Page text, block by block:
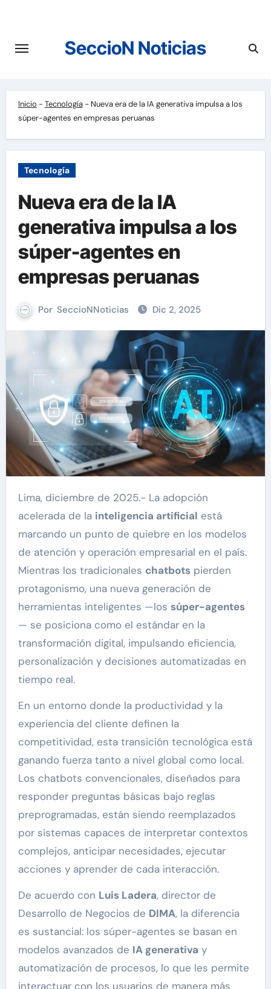
contenido
SeccioN Noticias
Inicio - Tecnología- Nueva era de la IA generativa impulsa a los
súper-agentes en empresas peruanas
Tecnología
Nueva era de la IA
generativa impulsa a los
súper-agentes en
empresas peruanas
Por SeccioNNoticias Dic 2, 2025
Lima, diciembre de 2025.- La adopción
acelerada de la inteligencia artificial está
marcando un punto de quiebre en los modelos
de atención y operación empresarial en el país.
Mientras los tradicionales chatbotspierden
protagonismo, una nueva generación de
herramientas inteligentes —los súper-agentes
— se posiciona como el estándar en la
transformación digital, impulsando eficiencia,
personalización y decisiones automatizadas en
tiempo real.
En un entorno donde la productividad y la
experiencia del cliente definen la
competitividad, esta transición tecnológica está
ganando fuerza tanto a nivel global como local.
Los chatbots convencionales, diseñados para
responder preguntas básicas bajo reglas
preprogramadas, están siendo reemplazados
por sistemas capaces de interpretar contextos
complejos, anticipar necesidades, ejecutar
acciones y aprender de cada interacción.
De acuerdo con Luis Ladera, director de
Desarrollo de Negocios de DIMA, la diferencia
es sustancial: los súper-agentes se basan en
modelos avanzados de IA generativa y
automatización de procesos, lo que les permite
interactuar con los usuarios de manera más